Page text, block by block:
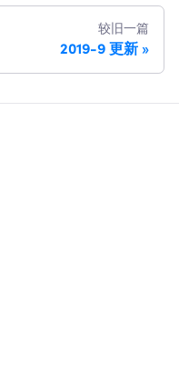
较旧一篇
2019-9 更新